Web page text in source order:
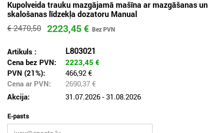
Kupolveida trauku mazgājamā mašīna ar mazgāšanas un
skalošanas līdzekļa dozatoru Manual
€ 2470,50 2223,45 €
Artikuls : L803021
Cena bez PVN: 2223,45 €
PVN (21%):
466,92 €
Cena ar PVN:
2690,37 €
Akcija:
31.07.2026 - 31.08.2026
E-pasts